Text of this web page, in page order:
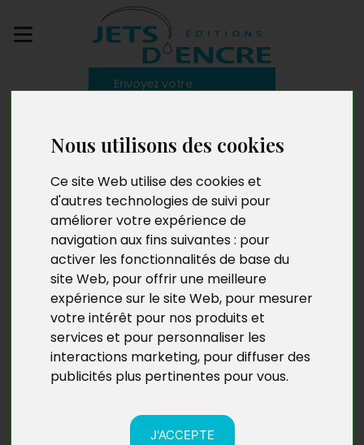
Nous utilisons des cookies
Ce site Web utilise des cookies et
d'autres technologies de suivi pour
améliorer votre expérience de
navigation aux fins suivantes : pour
activer les fonctionnalités de base du
site Web, pour offrir une meilleure
expérience sur le site Web, pour mesurer
votre intérêt pour nos produits et
services et pour personnaliser les
interactions marketing, pour diffuser des
publicités plus pertinentes pour vous.
J'ACCEPTE
Envoyez votre
L’Empreinte du temps